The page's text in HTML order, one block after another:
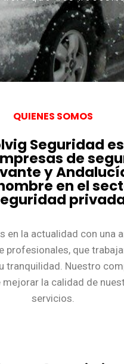
QUIENES SOMOS
Seguridad
de
y
en el
en la actualidad con una
profesionales, que
tranquilidad. Nuestro
mejorar la calidad de
servicios.